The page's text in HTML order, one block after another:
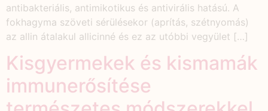
antibakteriális, antimikotikus és antivirális hatású. A
fokhagyma szöveti sérülésekor (aprítás, szétnyomás)
az allin átalakul allicinné és ez az utóbbi vegyület […]
Kisgyermekek és kismamák
immunerősítése